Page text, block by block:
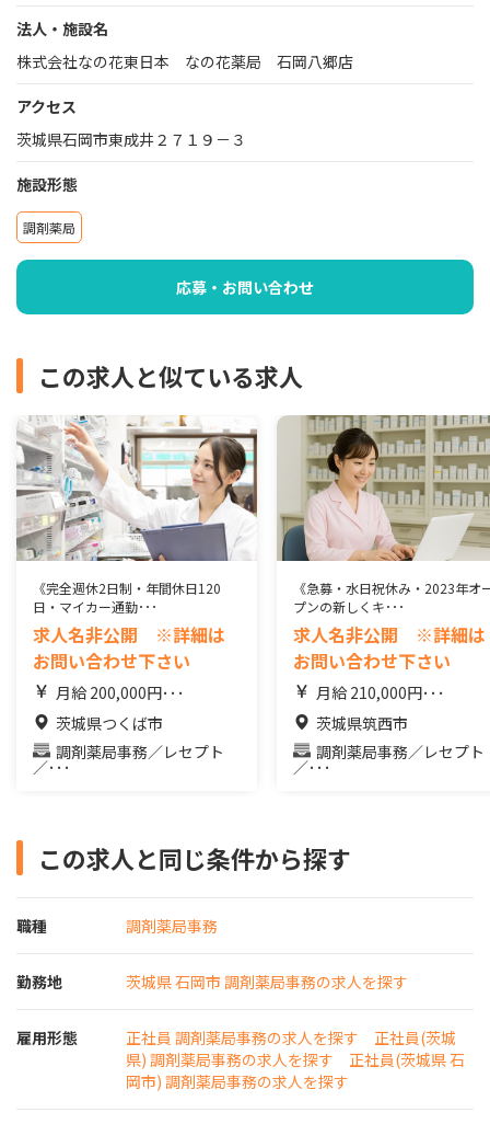
法人・施設名
株式会社なの花東日本 なの花薬局 石岡八郷店
アクセス
茨城県石岡市東成井２７１９－３
施設形態
調剤薬局
応募・お問い合わせ
この求人と似ている求人
《完全週休2日制・年間休日120
日・マイカー通勤･･･
求人名非公開 ※詳細は
お問い合わせ下さい
月給 200,000円･･･
茨城県つくば市
調剤薬局事務／レセプト
／･･･
《急募・水日祝休み・2023年オ
プンの新しくキ･･･
求人名非公開 ※詳細は
お問い合わせ下さい
月給 210,000円･･･
茨城県筑西市
調剤薬局事務／レセプト
／･･･
この求人と同じ条件から探す
職種 調剤薬局事務
勤務地 茨城県 石岡市 調剤薬局事務の求人を探す
雇用形態 正社員 調剤薬局事務の求人を探す
正社員(茨城
県) 調剤薬局事務の求人を探す
正社員(茨城県 石
岡市) 調剤薬局事務の求人を探す